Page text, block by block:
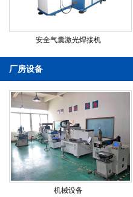
安全气囊激光焊接机
厂房设备
机械设备